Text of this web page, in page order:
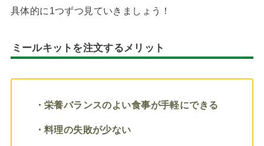
具体的に1つずつ見ていきましょう！
ミールキットを注文するメリット
・栄養バランスのよい食事が手軽にできる
・料理の失敗が少ない